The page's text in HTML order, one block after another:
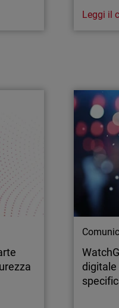
In
sull’IA,
Milano,
di
nella
che,
ritenga
Leggi il